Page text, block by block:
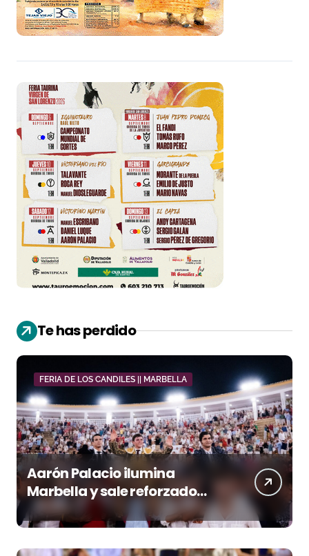
Te has perdido
FERIA DE LOS CANDILES || MARBELLA
Aarón Palacio ilumina
Marbella y sale reforzado
junto a Manzanares y
Morante